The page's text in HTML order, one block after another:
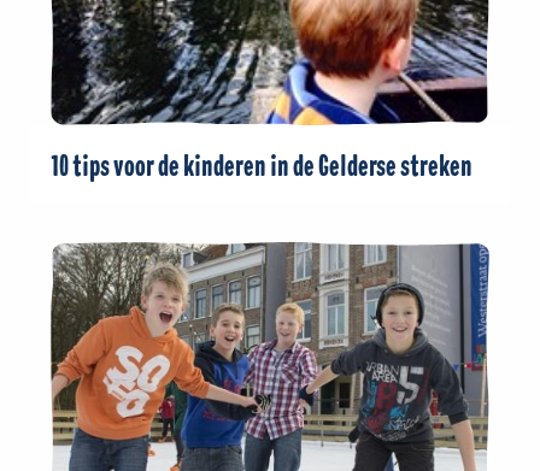
10 tips voor de kinderen in de Gelderse streken